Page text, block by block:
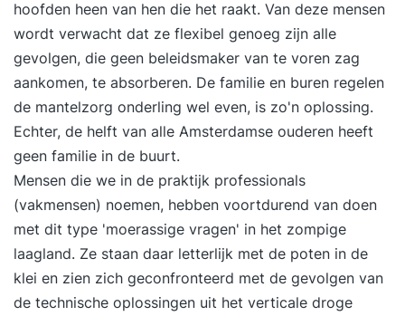
hoofden heen van hen die het raakt. Van deze mensen
wordt verwacht dat ze flexibel genoeg zijn alle
gevolgen, die geen beleidsmaker van te voren zag
aankomen, te absorberen. De familie en buren regelen
de mantelzorg onderling wel even, is zo'n oplossing.
Echter, de helft van alle Amsterdamse ouderen heeft
geen familie in de buurt.
Mensen die we in de praktijk professionals
(vakmensen) noemen, hebben voortdurend van doen
met dit type 'moerassige vragen' in het zompige
laagland. Ze staan daar letterlijk met de poten in de
klei en zien zich geconfronteerd met de gevolgen van
de technische oplossingen uit het verticale droge